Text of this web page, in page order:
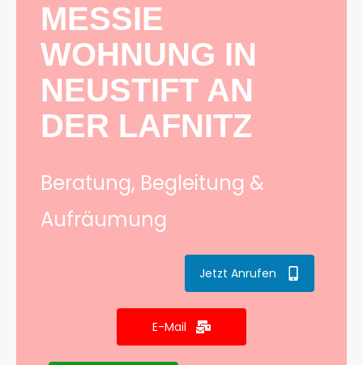
MESSIE
WOHNUNG IN
NEUSTIFT AN
DER LAFNITZ
Beratung, Begleitung &
Aufräumung
Jetzt Anrufen
E-Mail